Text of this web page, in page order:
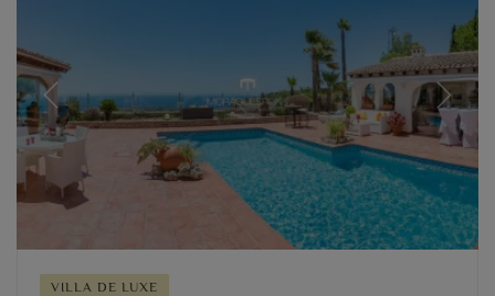
Previous Next
VILLA DE LUXE